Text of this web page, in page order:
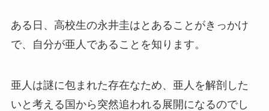
ある日、高校生の永井圭はとあることがきっかけ
で、自分が亜人であることを知ります。
亜人は謎に包まれた存在なため、亜人を解剖した
いと考える国から突然追われる展開になるのでし